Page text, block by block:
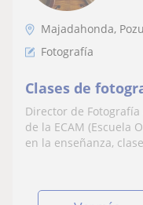
Majadahonda,
Fotografía
Clases de
Director de
de la ECAM (Escuela
en la enseñanza,